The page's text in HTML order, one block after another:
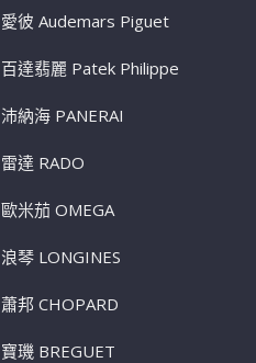
愛彼 Audemars Piguet
百達翡麗 Patek Philippe
沛納海 PANERAI
雷達 RADO
歐米茄 OMEGA
浪琴 LONGINES
蕭邦 CHOPARD
寶璣 BREGUET